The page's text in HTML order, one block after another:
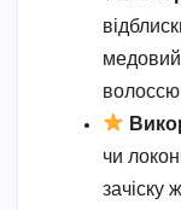
волоссю
чи
зачіску